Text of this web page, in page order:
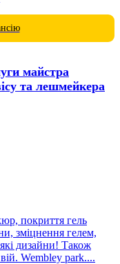
майстра
та лешмейкера
покриття гель
зміцнення гелем,
дизайни! Також
Wembley рark....